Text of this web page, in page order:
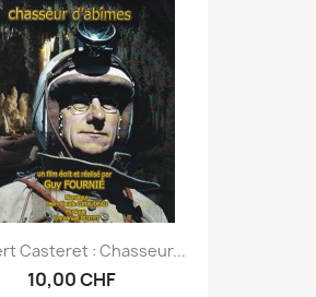
Casteret : Chasseur...
10,00 CHF